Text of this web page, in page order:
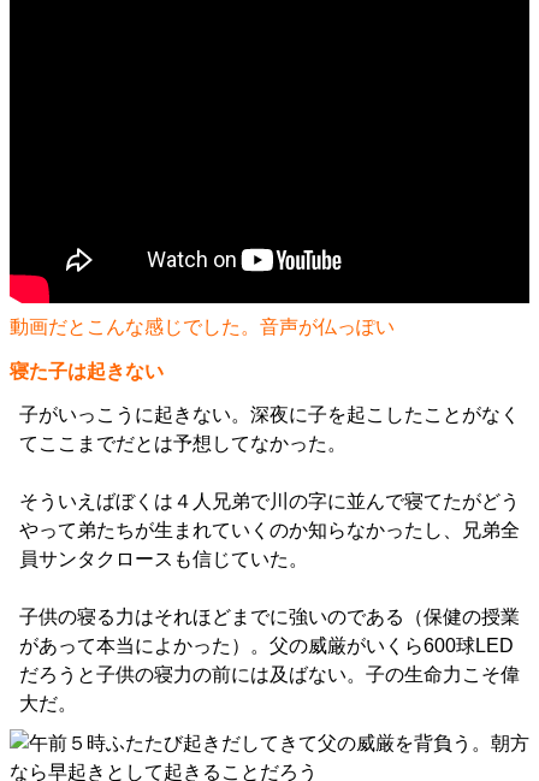
動画だとこんな感じでした。音声が仏っぽい
寝た子は起きない
子がいっこうに起きない。深夜に子を起こしたことがなく
てここまでだとは予想してなかった。
そういえばぼくは４人兄弟で川の字に並んで寝てたがどう
やって弟たちが生まれていくのか知らなかったし、兄弟全
員サンタクロースも信じていた。
子供の寝る力はそれほどまでに強いのである（保健の授業
があって本当によかった）。父の威厳がいくら600球LED
だろうと子供の寝力の前には及ばない。子の生命力こそ偉
大だ。